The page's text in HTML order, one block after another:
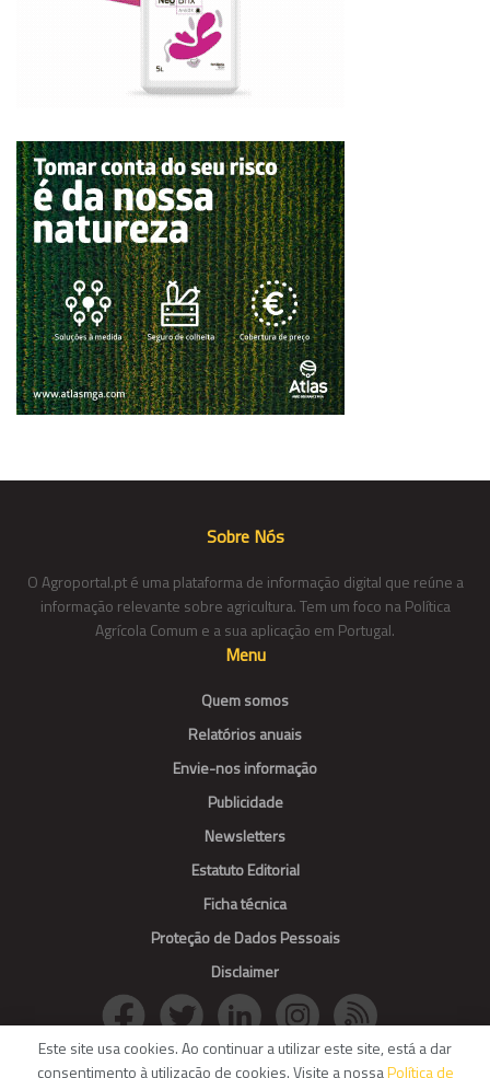
Sobre Nós
O Agroportal.pt é uma plataforma de informação digital que reúne a
informação relevante sobre agricultura. Tem um foco na Política
Agrícola Comum e a sua aplicação em Portugal.
Menu
Quem somos
Relatórios anuais
Envie-nos informação
Publicidade
Newsletters
Estatuto Editorial
Ficha técnica
Proteção de Dados Pessoais
Disclaimer
Este site usa cookies. Ao continuar a utilizar este site, está a dar
consentimento à utilização de cookies. Visite a nossaPolítica de